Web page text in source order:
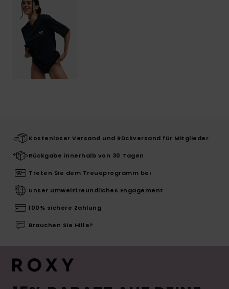
Kostenloser Versand und Rückversand für Mitglieder
Rückgabe innerhalb von 30 Tagen
Treten Sie dem Treueprogramm bei
Unser umweltfreundliches Engagement
100% sichere Zahlung
Brauchen Sie Hilfe?